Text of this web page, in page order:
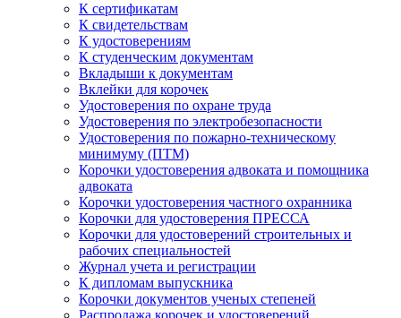
К сертификатам
К свидетельствам
К удостоверениям
К студенческим документам
Вкладыши к документам
Вклейки для корочек
Удостоверения по охране труда
Удостоверения по электробезопасности
Удостоверения по пожарно-техническому
минимуму (ПТМ)
Корочки удостоверения адвоката и помощника
адвоката
Корочки удостоверения частного охранника
Корочки для удостоверения ПРЕССА
Корочки для удостоверений строительных и
рабочих специальностей
Журнал учета и регистрации
К дипломам выпускника
Корочки документов ученых степеней
Распродажа корочек и удостоверений